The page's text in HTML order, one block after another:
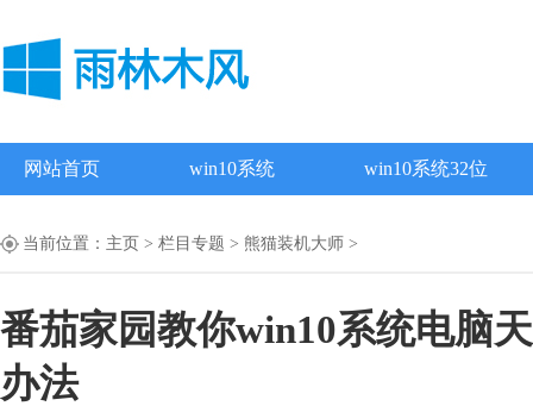
网站首页 win10系统 win10系统32位
当前位置： 主页 > 栏目专题 > 熊猫装机大师 >
番茄家园教你win10系统电脑
办法